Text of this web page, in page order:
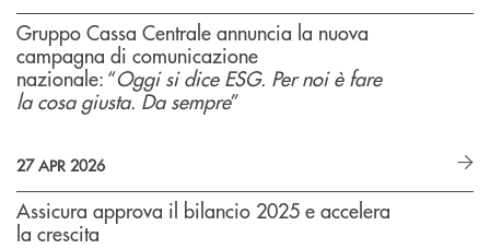
Gruppo Cassa Centrale annuncia la nuova
campagna di comunicazione
nazionale: “Oggi si dice ESG. Per noi è fare
la cosa giusta. Da sempre”
27 APR 2026
Assicura approva il bilancio 2025 e accelera
la crescita